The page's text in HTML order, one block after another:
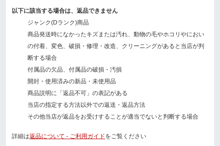
以下に該当する場合は、返品できません
ジャンク(Dランク)商品
商品発送時になかったキズまたは汚れ、動物の毛やホコリやにおい
の付着、変色、破損・修理・改造、クリーニングがあると当店が判
断する場合
付属品の欠品、付属品の破損・汚損
開封・使用済みの新品・未使用品
商品説明に「返品不可」の表記がある
当店の指定する方法以外での返送・返品方法
その他当店が返品をお受けすることが適当でないと判断する場合
詳細は返品について - ご利用ガイドをご覧ください